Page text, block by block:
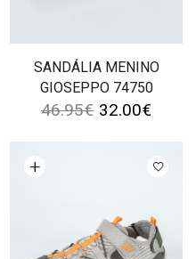
SANDÁLIA MENINO
GIOSEPPO 74750
46.95€ 32.00€
Ver opções